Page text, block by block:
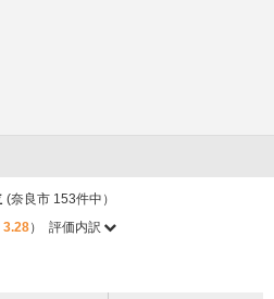
(奈良市 153件中）
3.28） 評価内訳